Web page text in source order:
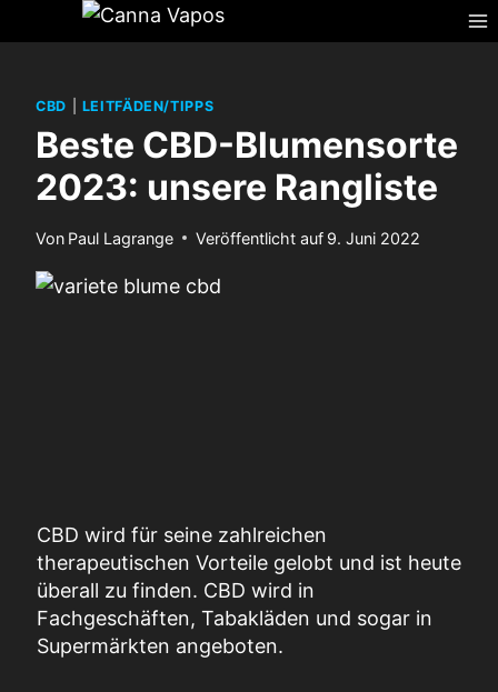
Inhalt
CBD LEITFÄDEN/TIPPS
Beste CBD-Blumensorte
2023: unsere Rangliste
Von Paul Lagrange Veröffentlicht auf 9. Juni 2022
CBD wird für seine zahlreichen
therapeutischen Vorteile gelobt und ist heute
überall zu finden. CBD wird in
Fachgeschäften, Tabakläden und sogar in
Supermärkten angeboten.